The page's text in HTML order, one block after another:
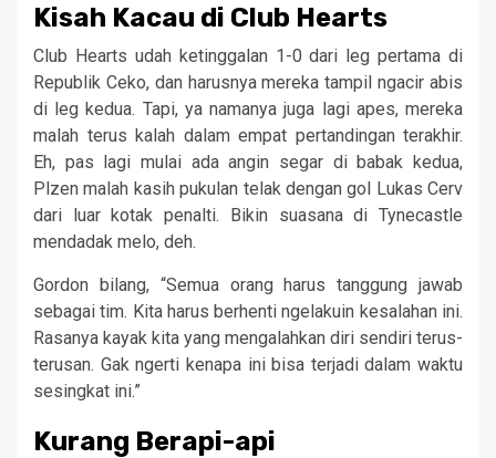
Kisah Kacau di Club Hearts
Club Hearts udah ketinggalan 1-0 dari leg pertama di
Republik Ceko, dan harusnya mereka tampil ngacir abis
di leg kedua. Tapi, ya namanya juga lagi apes, mereka
malah terus kalah dalam empat pertandingan terakhir.
Eh, pas lagi mulai ada angin segar di babak kedua,
Plzen malah kasih pukulan telak dengan gol Lukas Cerv
dari luar kotak penalti. Bikin suasana di Tynecastle
mendadak melo, deh.
Gordon bilang, “Semua orang harus tanggung jawab
sebagai tim. Kita harus berhenti ngelakuin kesalahan ini.
Rasanya kayak kita yang mengalahkan diri sendiri terus-
terusan. Gak ngerti kenapa ini bisa terjadi dalam waktu
sesingkat ini.”
Kurang Berapi-api